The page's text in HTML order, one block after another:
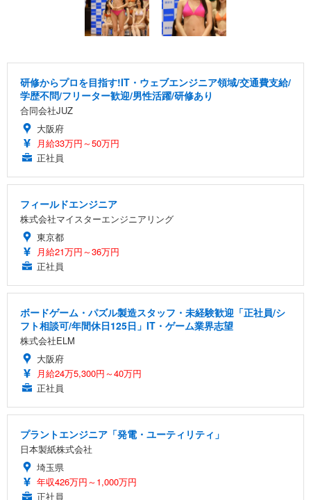
研修からプロを目指す!IT・ウェブエンジニア領域/交通費支給/
学歴不問/フリーター歓迎/男性活躍/研修あり
合同会社JUZ
大阪府
月給33万円～50万円
正社員
フィールドエンジニア
株式会社マイスターエンジニアリング
東京都
月給21万円～36万円
正社員
ボードゲーム・パズル製造スタッフ・未経験歓迎「正社員/シ
フト相談可/年間休日125日」IT・ゲーム業界志望
株式会社ELM
大阪府
月給24万5,300円～40万円
正社員
プラントエンジニア「発電・ユーティリティ」
日本製紙株式会社
埼玉県
年収426万円～1,000万円
正社員